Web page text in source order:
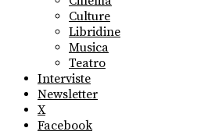
Culture
Libridine
Musica
Teatro
Interviste
Newsletter
X
Facebook